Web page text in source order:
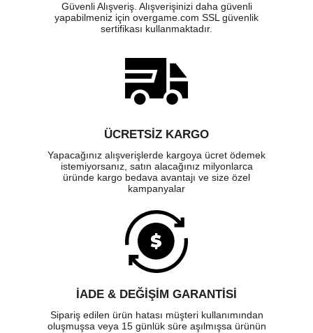
Güvenli Alışveriş. Alışverişinizi daha güvenli
yapabilmeniz için overgame.com SSL güvenlik
sertifikası kullanmaktadır.
ÜCRETSIZ KARGO
Yapacağınız alışverişlerde kargoya ücret ödemek
istemiyorsanız, satın alacağınız milyonlarca
üründe kargo bedava avantajı ve size özel
kampanyalar
İADE & DEĞİŞİM GARANTİSİ
Sipariş edilen ürün hatası müşteri kullanımından
oluşmuşsa veya 15 günlük süre aşılmışsa ürünün